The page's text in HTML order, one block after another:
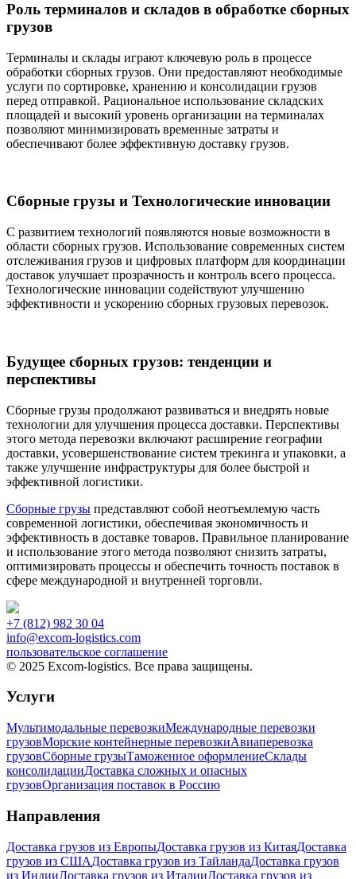
Роль терминалов и складов в обработке сборных
грузов
Терминалы и склады играют ключевую роль в процессе
обработки сборных грузов. Они предоставляют необходимые
услуги по сортировке, хранению и консолидации грузов
перед отправкой. Рациональное использование складских
площадей и высокий уровень организации на терминалах
позволяют минимизировать временные затраты и
обеспечивают более эффективную доставку грузов.
Сборные грузы и Технологические инновации
С развитием технологий появляются новые возможности в
области сборных грузов. Использование современных систем
отслеживания грузов и цифровых платформ для координации
доставок улучшает прозрачность и контроль всего процесса.
Технологические инновации содействуют улучшению
эффективности и ускорению сборных грузовых перевозок.
Будущее сборных грузов: тенденции и
перспективы
Сборные грузы продолжают развиваться и внедрять новые
технологии для улучшения процесса доставки. Перспективы
этого метода перевозки включают расширение географии
доставки, усовершенствование систем трекинга и упаковки, а
также улучшение инфраструктуры для более быстрой и
эффективной логистики.
Сборные грузы представляют собой неотъемлемую часть
современной логистики, обеспечивая экономичность и
эффективность в доставке товаров. Правильное планирование
и использование этого метода позволяют снизить затраты,
оптимизировать процессы и обеспечить точность поставок в
сфере международной и внутренней торговли.
+7 (812) 982 30 04
info@excom-logistics.com
пользовательское соглашение
© 2025 Excom-logistics. Все права защищены.
Услуги
Мультимодальные перевозкиМеждународные перевозки
грузовМорские контейнерные перевозкиАвиаперевозка
грузовСборные грузыТаможенное оформлениеСклады
консолидацииДоставка сложных и опасных
грузовОрганизация поставок в Россию
Направления
Доставка грузов из ЕвропыДоставка грузов из КитаяДоставка
грузов из СШАДоставка грузов из ТайландаДоставка грузов
из ИндииДоставка грузов из ИталииДоставка грузов из